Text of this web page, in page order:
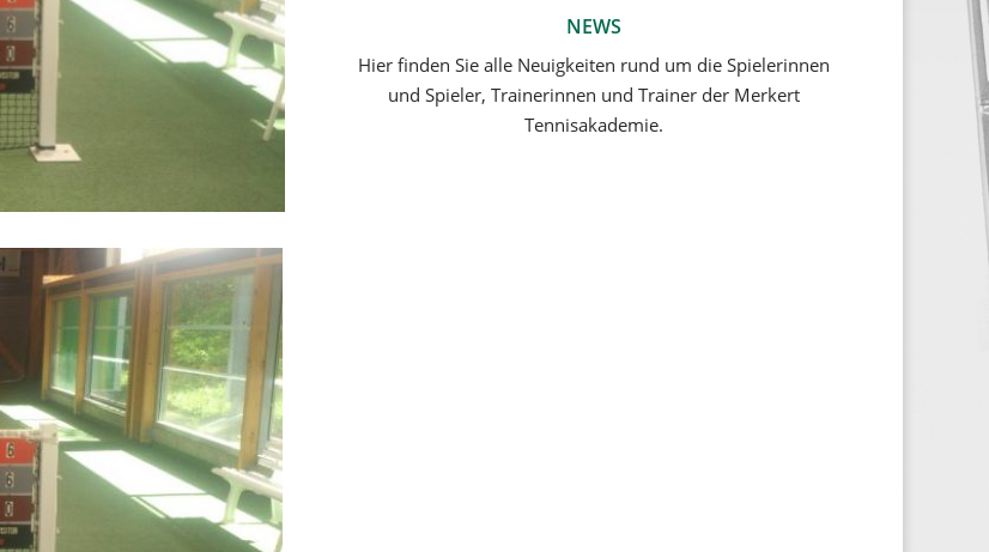
NEWS
Hier finden Sie alle Neuigkeiten rund um die Spielerinnen
und Spieler, Trainerinnen und Trainer der Merkert
Tennisakademie.